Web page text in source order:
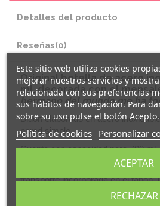
Detalles del producto
Reseñas(0)
Originalbotella de acero
ml. decorada con el
hermano del mundo me ha
Bidón elaborado en acero
pared simple.
Cuenta con capacidad para 700 ml.
Incorpora un dosificador con pajita
transporte incorporada en el tapón.
de silicona en la tapa que lo provee
Este sitio web utiliza cookies
mejorar nuestros servicios y
relacionada con sus preferencias
sus hábitos de navegación. Para
sobre su uso pulse el botón Acepto.
Política de cookies Personalizar
RECHAZAR
ACEPTAR